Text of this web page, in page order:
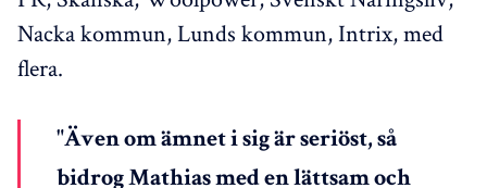
Nacka kommun, Lunds kommun, Intrix, med
flera.
"Även om ämnet i sig är seriöst, så
bidrog Mathias med en lättsam och